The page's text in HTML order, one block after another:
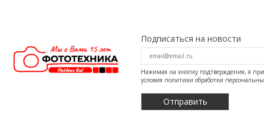
Подписаться на новости
Нажимая на кнопку подтверждения, я
условия политики обработки